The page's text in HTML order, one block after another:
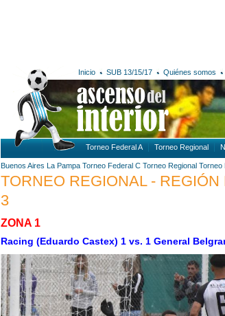
Inicio SUB 13/15/17 Quiénes somos
Torneo Federal A Torneo Regional
Buenos Aires La Pampa Torneo Federal C Torneo Regional Torneo
TORNEO REGIONAL -
3
ZONA 1
Racing (Eduardo Castex) 1 vs. 1 General